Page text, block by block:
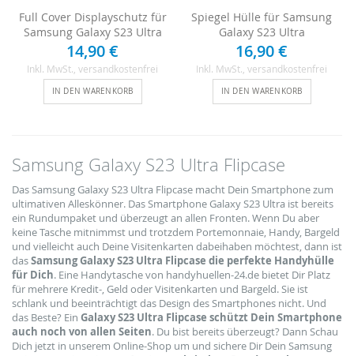
Full Cover Displayschutz für
Samsung Galaxy S23 Ultra
14,90 €
Inkl. MwSt., versandkostenfrei
IN DEN WARENKORB
Spiegel Hülle für Samsung
Galaxy S23 Ultra
16,90 €
Inkl. MwSt., versandkostenfrei
IN DEN WARENKORB
Samsung Galaxy S23 Ultra Flipcase
Das Samsung Galaxy S23 Ultra Flipcase macht Dein Smartphone zum
ultimativen Alleskönner. Das Smartphone Galaxy S23 Ultra ist bereits
ein Rundumpaket und überzeugt an allen Fronten. Wenn Du aber
keine Tasche mitnimmst und trotzdem Portemonnaie, Handy, Bargeld
und vielleicht auch Deine Visitenkarten dabeihaben möchtest, dann ist
dasSamsung Galaxy S23 Ultra Flipcase die perfekte Handyhülle
für Dich. Eine Handytasche von handyhuellen-24.de bietet Dir Platz
für mehrere Kredit-, Geld oder Visitenkarten und Bargeld. Sie ist
schlank und beeinträchtigt das Design des Smartphones nicht. Und
das Beste? Ein Galaxy S23 Ultra Flipcase schützt Dein Smartphone
auch noch von allen Seiten. Du bist bereits überzeugt? Dann Schau
Dich jetzt in unserem Online-Shop um und sichere Dir Dein Samsung